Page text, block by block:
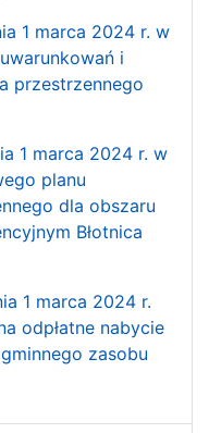
1 marca 2024 r. w
i
przestrzennego
1 marca 2024 r. w
planu
dla obszaru
Błotnica
1 marca 2024 r.
odpłatne nabycie
zasobu